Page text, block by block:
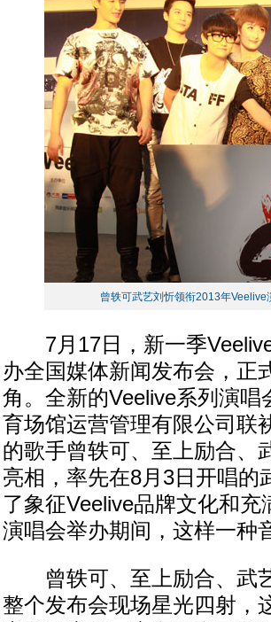
曾轶可武艺刘忻领衔2013年
7月17日，新一季Veelive
办全国媒体新闻发布会，正
角。全新的Veelive系列演
育场馆运营管理有限公司联
的歌手曾轶可、至上励合、
亮相，率先在8月3日开唱的
了象征Veelive品牌文化和
演唱会举办期间，这样一种
曾轶可、至上励合、武
整个发布会现场星光四射，